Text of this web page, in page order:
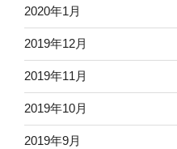
2020年1月
2019年12月
2019年11月
2019年10月
2019年9月